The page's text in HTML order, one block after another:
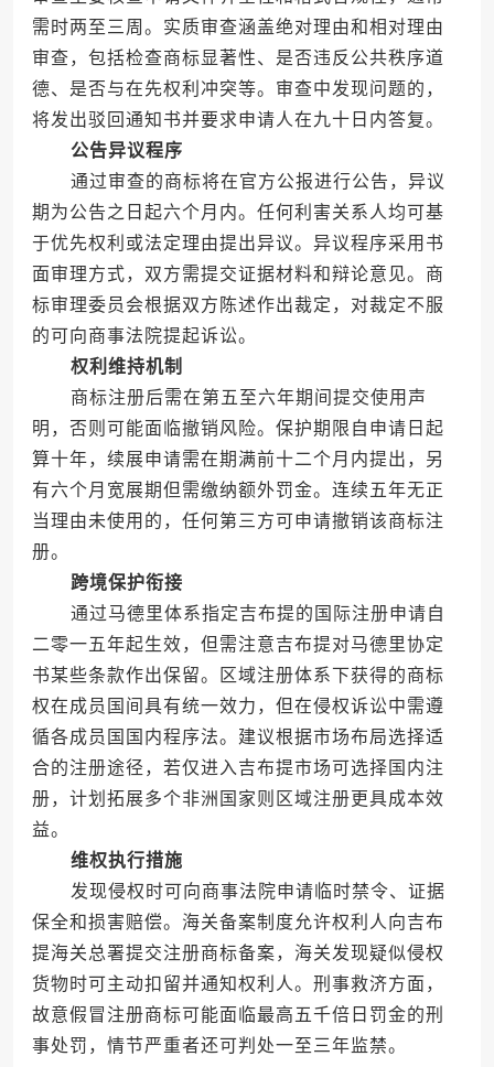
需时两至三周。实质审查涵盖绝对理由和相对理由
审查，包括检查商标显著性、是否违反公共秩序道
德、是否与在先权利冲突等。审查中发现问题的，
将发出驳回通知书并要求申请人在九十日内答复。
公告异议程序
通过审查的商标将在官方公报进行公告，异议
期为公告之日起六个月内。任何利害关系人均可基
于优先权利或法定理由提出异议。异议程序采用书
面审理方式，双方需提交证据材料和辩论意见。商
标审理委员会根据双方陈述作出裁定，对裁定不服
的可向商事法院提起诉讼。
权利维持机制
商标注册后需在第五至六年期间提交使用声
明，否则可能面临撤销风险。保护期限自申请日起
算十年，续展申请需在期满前十二个月内提出，另
有六个月宽展期但需缴纳额外罚金。连续五年无正
当理由未使用的，任何第三方可申请撤销该商标注
册。
跨境保护衔接
通过马德里体系指定吉布提的国际注册申请自
二零一五年起生效，但需注意吉布提对马德里协定
书某些条款作出保留。区域注册体系下获得的商标
权在成员国间具有统一效力，但在侵权诉讼中需遵
循各成员国国内程序法。建议根据市场布局选择适
合的注册途径，若仅进入吉布提市场可选择国内注
册，计划拓展多个非洲国家则区域注册更具成本效
益。
维权执行措施
发现侵权时可向商事法院申请临时禁令、证据
保全和损害赔偿。海关备案制度允许权利人向吉布
提海关总署提交注册商标备案，海关发现疑似侵权
货物时可主动扣留并通知权利人。刑事救济方面，
故意假冒注册商标可能面临最高五千倍日罚金的刑
事处罚，情节严重者还可判处一至三年监禁。